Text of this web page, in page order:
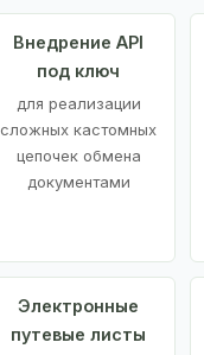
Внедрение API
под ключ
для реализации
сложных кастомных
цепочек обмена
документами
Электронные
путевые листы